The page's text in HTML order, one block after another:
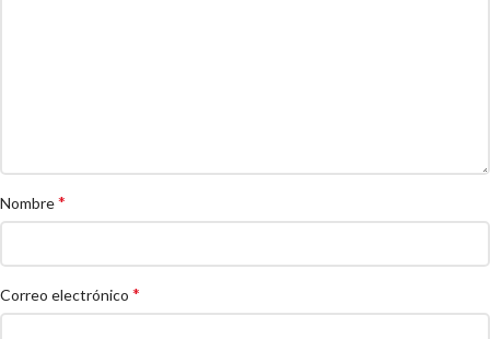
Nombre*
Correo electrónico *